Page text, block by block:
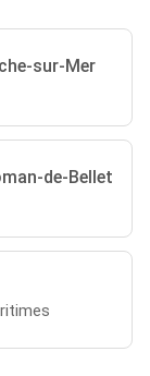
sur-Mer
de-Bellet